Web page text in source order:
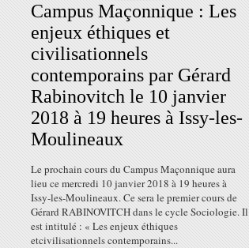
Campus Maçonnique : Les
enjeux éthiques et
civilisationnels
contemporains par Gérard
Rabinovitch le 10 janvier
2018 à 19 heures à Issy-les-
Moulineaux
Le prochain cours du Campus Maçonnique aura
lieu ce mercredi 10 janvier 2018 à 19 heures à
Issy-les-Moulineaux. Ce sera le premier cours de
Gérard RABINOVITCH dans le cycle Sociologie. Il
est intitulé : « Les enjeux éthiques
etcivilisationnels contemporains...